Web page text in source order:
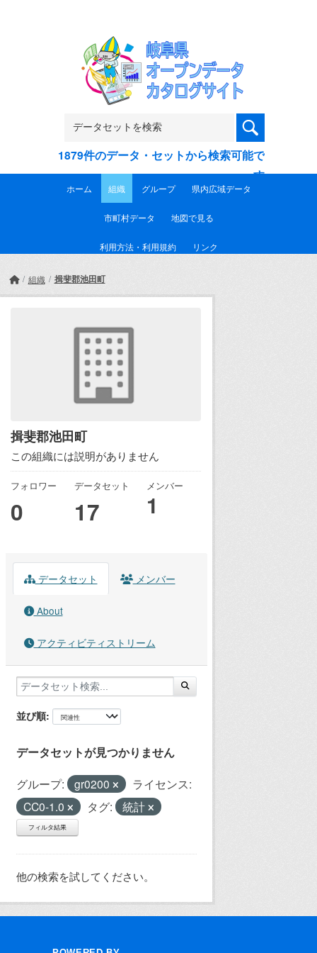
1879件のデータ・セットから検索可能で
す
ホーム 組織 グループ 県内広域データ
市町村データ 地図で見る
利用方法・利用規約 リンク
組織 揖斐郡池田町
揖斐郡池田町
この組織には説明がありません
フォロワー
0
データセット
17
メンバー
1
データセット メンバー
About
アクティビティストリーム
並び順
データセットが見つかりません
グループ: gr0200
ライセンス:
CC0-1.0
タグ: 統計
フィルタ結果
他の検索を試してください。